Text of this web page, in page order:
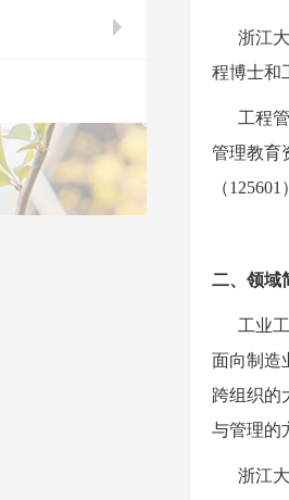
浙江
程博士和
工程
管理教育
（125601
二、领域
工业
面向制造
跨组织的
与管理的
浙江